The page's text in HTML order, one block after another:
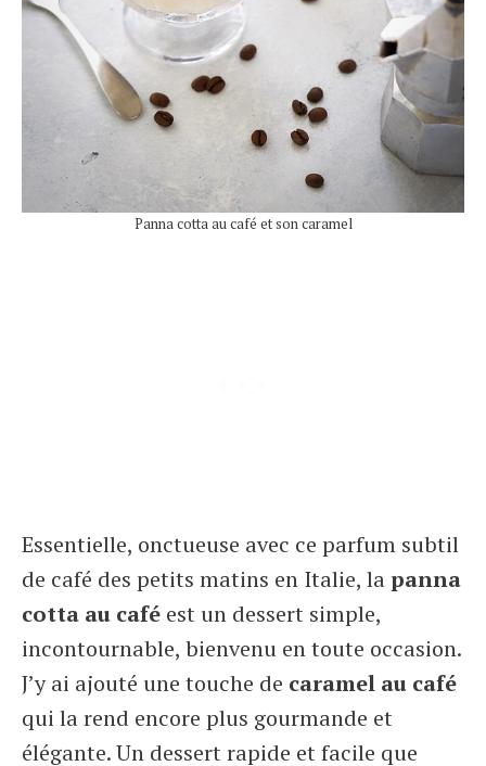
Panna cotta au café et son caramel
Essentielle, onctueuse avec ce parfum subtil
de café des petits matins en Italie, lapanna
cotta au café est un dessert simple,
incontournable, bienvenu en toute occasion.
J’y ai ajouté une touche de caramel au café
qui la rend encore plus gourmande et
élégante. Un dessert rapide et facile que